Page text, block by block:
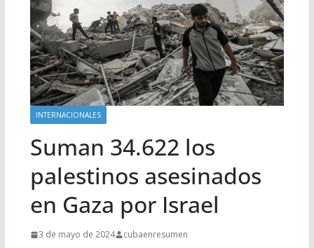
INTERNACIONALES
Suman 34.622 los
palestinos asesinados
en Gaza por Israel
3 de mayo de 2024 cubaenresumen